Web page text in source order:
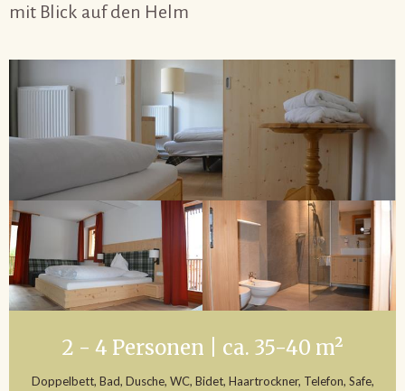
mit Blick auf den Helm
2 - 4 Personen | ca. 35-40 m²
Doppelbett, Bad, Dusche, WC, Bidet, Haartrockner, Telefon, Safe,